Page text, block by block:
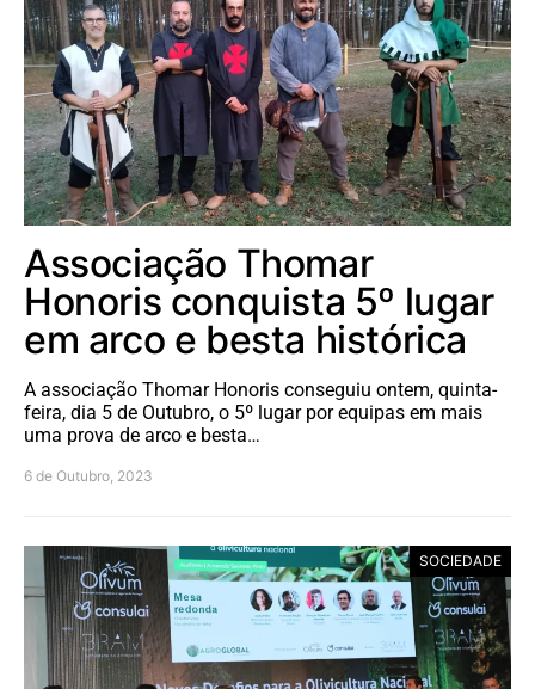
Associação Thomar
Honoris conquista 5º lugar
em arco e besta histórica
A associação Thomar Honoris conseguiu ontem, quinta-
feira, dia 5 de Outubro, o 5º lugar por equipas em mais
uma prova de arco e besta…
6 de Outubro, 2023
SOCIEDADE